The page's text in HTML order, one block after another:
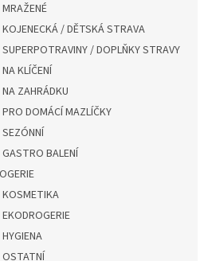
MRAŽENÉ
KOJENECKÁ / DĚTSKÁ STRAVA
SUPERPOTRAVINY / DOPLŇKY STRAVY
NA KLÍČENÍ
NA ZAHRÁDKU
PRO DOMÁCÍ MAZLÍČKY
SEZÓNNÍ
GASTRO BALENÍ
KOSMETIKA
EKODROGERIE
HYGIENA
OSTATNÍ